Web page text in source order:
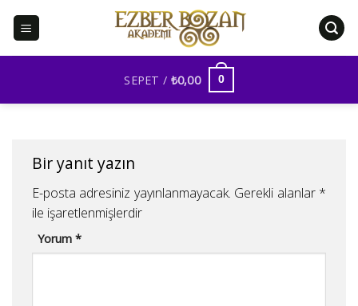
SEPET / ₺0,00 0
Bir yanıt yazın
E-posta adresiniz yayınlanmayacak. Gerekli alanlar *
ile işaretlenmişlerdir
Yorum*